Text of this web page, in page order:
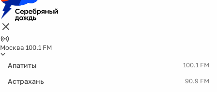
Москва 100.1 FM
Апатиты 100.1 FM
Астрахань 90.9 FM